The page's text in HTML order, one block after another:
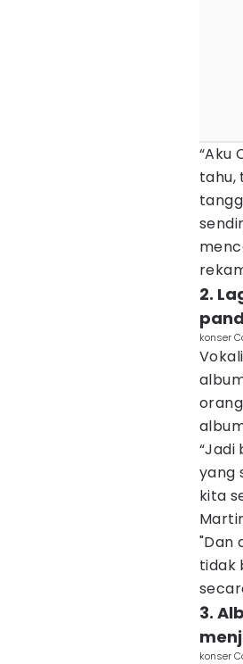
“Aku
tahu,
2.
konser
“Jadi
yang
kita
"Dan
tidak
3.
konser